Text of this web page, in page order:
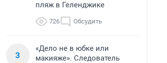
пляж в Геленджике
726 Обсудить
3
«Дело не в юбке или
макияже». Следователь